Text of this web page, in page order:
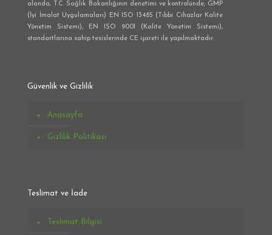
alanda, T.C. Sağlık Bakanlığının denetimi ve kontrolünde; GMP
(İyi İmalat Uygulamaları) EN ISO 13485 (Tıbbi Cihazlar Kalite
Yönetim Sistemi), EN ISO 9001 (Kalite Yönetim Sistemi),
standartlarına sahip tesislerinde CE işareti ile yapılmaktadır.
Güvenlik ve Gizlilik
Anasayfa
Gizlilik Politikası
Teslimat ve İade
Teslimat Bilgisi